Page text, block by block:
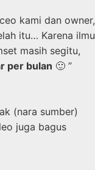
kami dan owner,
itu… Karena ilmu
masih segitu,
per bulan 🙂 ”
(nara sumber)
juga bagus